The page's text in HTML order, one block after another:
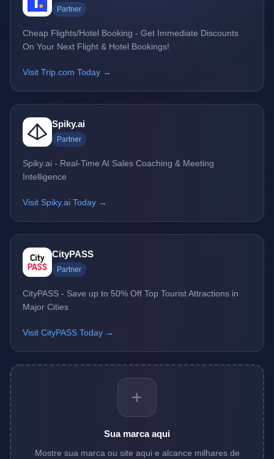
Partner
Cheap Flights/Hotel Booking - Get Immediate Discounts
On Your Next Flight & Hotel Bookings!
Visit Trip.com Today →
Spiky.ai
Partner
Spiky.ai - Real-Time AI Sales Coaching & Meeting
Intelligence
Visit Spiky.ai Today →
CityPASS
Partner
CityPASS - Save up to 50% Off Top Tourist Attractions in
Major Cities
Visit CityPASS Today →
+
Sua marca aqui
Mostre sua marca ou site aqui e alcance milhares de